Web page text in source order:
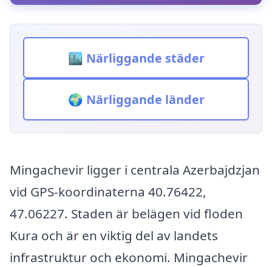
🏙️ Närliggande städer
🌍 Närliggande länder
Mingachevir ligger i centrala Azerbajdzjan
vid GPS-koordinaterna 40.76422,
47.06227. Staden är belägen vid floden
Kura och är en viktig del av landets
infrastruktur och ekonomi. Mingachevir